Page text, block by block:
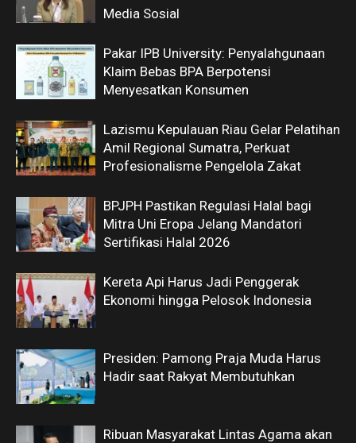
Media Sosial
Pakar IPB University: Penyalahgunaan
Klaim Bebas BPA Berpotensi
Menyesatkan Konsumen
Lazismu Kepulauan Riau Gelar Pelatihan
Amil Regional Sumatra, Perkuat
Profesionalisme Pengelola Zakat
BPJPH Pastikan Regulasi Halal bagi
Mitra Uni Eropa Jelang Mandatori
Sertifikasi Halal 2026
Kereta Api Harus Jadi Penggerak
Ekonomi hingga Pelosok Indonesia
Presiden: Pamong Praja Muda Harus
Hadir saat Rakyat Membutuhkan
Ribuan Masyarakat Lintas Agama akan